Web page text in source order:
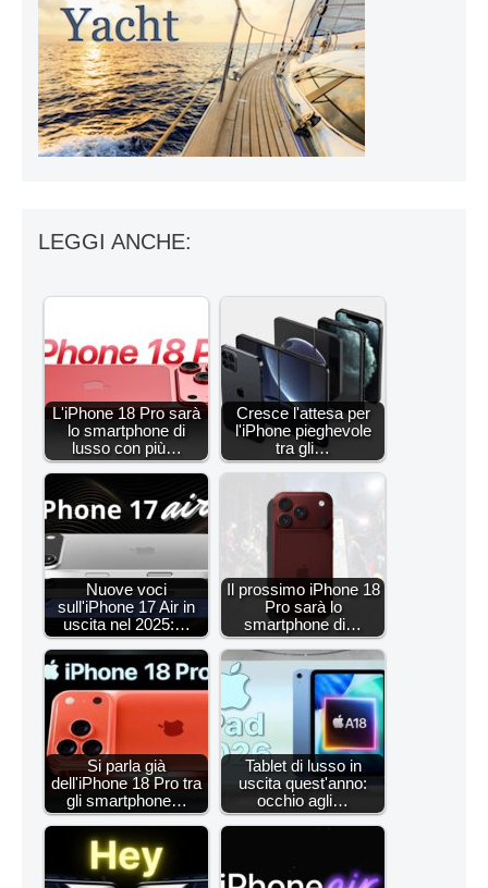
LEGGI ANCHE:
L'iPhone 18 Pro sarà
lo smartphone di
lusso con più…
Cresce l'attesa per
l'iPhone pieghevole
tra gli…
Nuove voci
sull'iPhone 17 Air in
uscita nel 2025:…
Il prossimo iPhone 18
Pro sarà lo
smartphone di…
Si parla già
dell'iPhone 18 Pro tra
gli smartphone…
Tablet di lusso in
uscita quest'anno:
occhio agli…